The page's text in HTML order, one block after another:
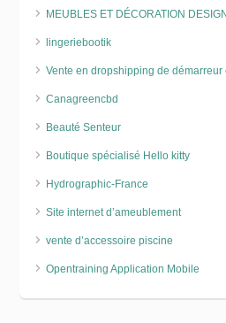
MEUBLES ET DÉCORATION
lingeriebootik
Vente en dropshipping de démarreur
Canagreencbd
Beauté Senteur
Boutique spécialisé Hello kitty
Hydrographic-France
Site internet d’ameublement
vente d’accessoire piscine
Opentraining Application Mobile